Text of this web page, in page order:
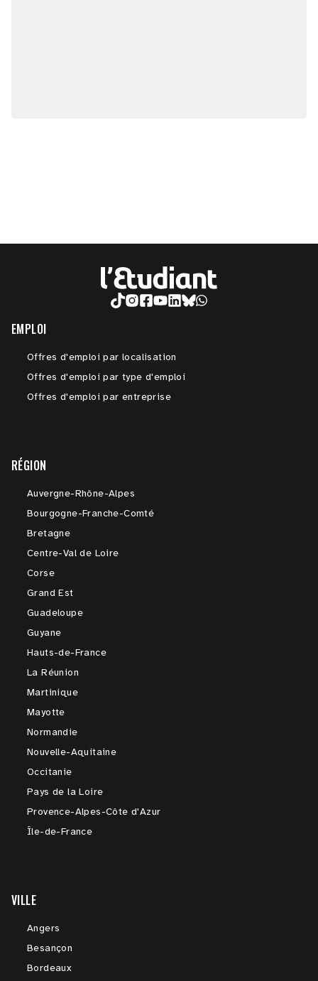
EMPLOI
Offres d'emploi par localisation
Offres d'emploi par type d'emploi
Offres d'emploi par entreprise
RÉGION
Auvergne-Rhône-Alpes
Bourgogne-Franche-Comté
Bretagne
Centre-Val de Loire
Corse
Grand Est
Guadeloupe
Guyane
Hauts-de-France
La Réunion
Martinique
Mayotte
Normandie
Nouvelle-Aquitaine
Occitanie
Pays de la Loire
Provence-Alpes-Côte d'Azur
Île-de-France
VILLE
Angers
Besançon
Bordeaux